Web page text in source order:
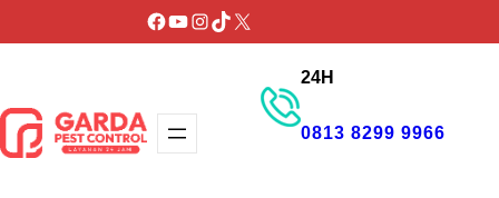
ke
Facebook
YouTube
Instagram
TikTok
X
24H
0813 8299 9966